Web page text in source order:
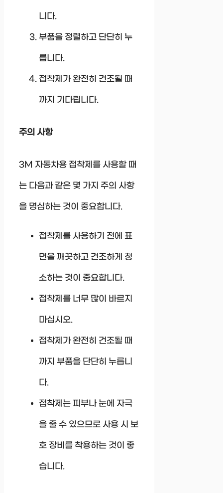
니다.
부품을 정렬하고 단단히 누
릅니다.
접착제가 완전히 건조될 때
까지 기다립니다.
주의 사항
3M 자동차용 접착제를 사용할 때
는 다음과 같은 몇 가지 주의 사항
을 명심하는 것이 중요합니다.
접착제를 사용하기 전에 표
면을 깨끗하고 건조하게 청
소하는 것이 중요합니다.
접착제를 너무 많이 바르지
마십시오.
접착제가 완전히 건조될 때
까지 부품을 단단히 누릅니
다.
접착제는 피부나 눈에 자극
을 줄 수 있으므로 사용 시 보
호 장비를 착용하는 것이 좋
습니다.